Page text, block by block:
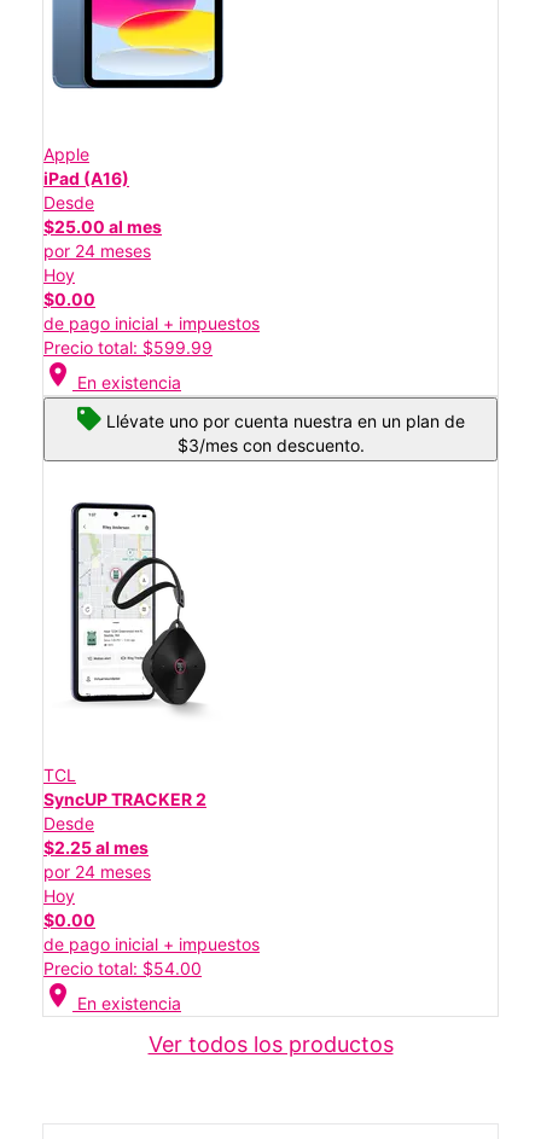
Apple
iPad (A16)
Desde
$25.00 al mes
por 24 meses
Hoy
$0.00
de pago inicial + impuestos
Precio total: $599.99
location_on En existencia
Llévate uno por cuenta nuestra en un plan de
$3/mes con descuento.
TCL
SyncUP TRACKER 2
Desde
$2.25 al mes
por 24 meses
Hoy
$0.00
de pago inicial + impuestos
Precio total: $54.00
location_on En existencia
Ver todos los productos